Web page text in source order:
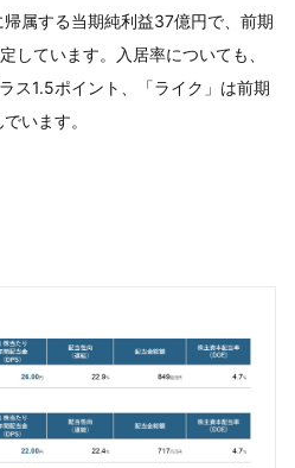
属する当期純利益37億円で、前期
しています。入居率についても、
ス1.5ポイント、「ライク」は前期
います。